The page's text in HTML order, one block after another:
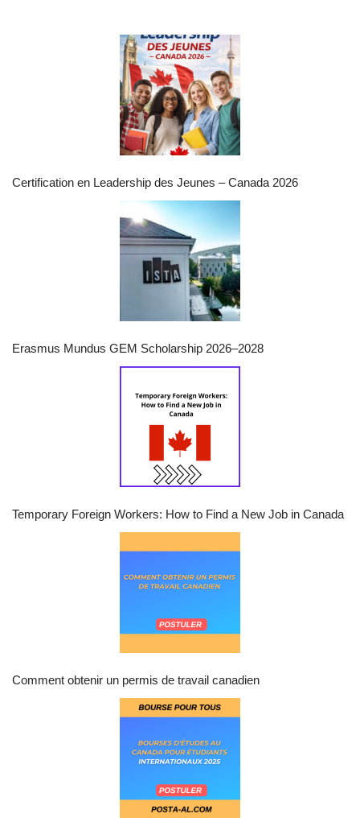
Certification en Leadership des Jeunes – Canada 2026
Erasmus Mundus GEM Scholarship 2026–2028
Temporary Foreign Workers: How to Find a New Job in Canada
Comment obtenir un permis de travail canadien